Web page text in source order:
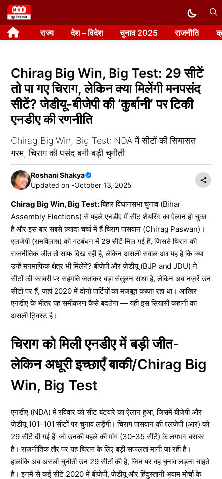
Skip
to
content राज्य देश – विदेश चुनाव 2025 राजनीति
Chirag Big Win, Big Test: 29 सीटें
तो पा गए चिराग, लेकिन क्या मिलेंगी मनपसंद
सीटें? जेडीयू-बीजेपी की ‘कुर्बानी’ पर टिकी
एनडीए की रणनीति
Chirag Big Win, Big Test: NDA में सीटों की सियासत
गरम, चिराग की पसंद बनी बड़ी चुनौती!
Roshani Shakya
Updated on -October 13, 2025
Chirag Big Win, Big Test:बिहार विधानसभा चुनाव (Bihar
Assembly Elections) से पहले एनडीए में सीट शेयरिंग का ऐलान हो चुका
है और इस बार सबसे ज़्यादा चर्चा में हैं चिराग पासवान (Chirag Paswan)।
एलजेपी (रामविलास) को गठबंधन में 29 सीटें मिल गई हैं, जिससे चिराग की
राजनीतिक जीत तो साफ दिख रही है, लेकिन असली सवाल अब यह है कि क्या
उन्हें मनमाफिक क्षेत्र भी मिलेंगे? बीजेपी और जेडीयू (BJP and JDU) ने
सीटों की बराबरी पर सहमति जताकर बड़ा संतुलन साधा है, लेकिन अब नज़रें उन
सीटों पर हैं, जहां 2020 में दोनों पार्टियों का मजबूत कब्ज़ा रहा था। आखिर
एनडीए के भीतर यह समीकरण कैसे बदलेगा — यही इस सियासी कहानी का
असली ट्विस्ट है।
चिराग को मिली एनडीए में बड़ी जीत-
लेकिन अधूरी इच्छाएँ बाकी/Chirag Big
Win, Big Test
एनडीए (NDA) में रविवार को सीट बंटवारे का ऐलान हुआ, जिसमें बीजेपी और
जेडीयू 101-101 सीटों पर चुनाव लड़ेंगी। चिराग पासवान की एलजेपी (आर) को
29 सीटें दी गई हैं, जो उनकी पहले की मांग (30-35 सीटें) के लगभग बराबर
है। राजनीतिक तौर पर यह चिराग के लिए बड़ी सफलता मानी जा रही है।
हालांकि अब असली चुनौती उन 29 सीटों की है, जिन पर वह चुनाव लड़ना चाहते
हैं। इनमें से कई सीटें 2020 में बीजेपी, जेडीयू और हिंदुस्तानी अवाम मोर्चा के